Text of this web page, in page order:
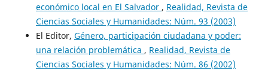
económico local en El Salvador , Realidad, Revista de
Ciencias Sociales y Humanidades: Núm. 93 (2003)
El Editor, Género, participación ciudadana y poder:
una relación problemática , Realidad, Revista de
Ciencias Sociales y Humanidades: Núm. 86 (2002)